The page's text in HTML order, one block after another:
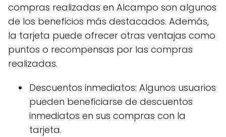
compras realizadas en Alcampo son algunos
de los beneficios más destacados. Además,
la tarjeta puede ofrecer otras ventajas como
puntos o recompensas por las compras
realizadas.
Descuentos inmediatos: Algunos usuarios
pueden beneficiarse de descuentos
inmediatos en sus compras con la
tarjeta.